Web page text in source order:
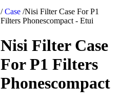
/ Case /Nisi Filter Case For P1
Filters Phonescompact - Etui
Nisi Filter Case
For P1 Filters
Phonescompact